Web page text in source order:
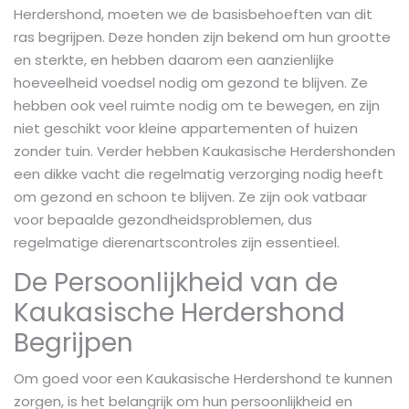
Herdershond, moeten we de basisbehoeften van dit
ras begrijpen. Deze honden zijn bekend om hun grootte
en sterkte, en hebben daarom een aanzienlijke
hoeveelheid voedsel nodig om gezond te blijven. Ze
hebben ook veel ruimte nodig om te bewegen, en zijn
niet geschikt voor kleine appartementen of huizen
zonder tuin. Verder hebben Kaukasische Herdershonden
een dikke vacht die regelmatig verzorging nodig heeft
om gezond en schoon te blijven. Ze zijn ook vatbaar
voor bepaalde gezondheidsproblemen, dus
regelmatige dierenartscontroles zijn essentieel.
De Persoonlijkheid van de
Kaukasische Herdershond
Begrijpen
Om goed voor een Kaukasische Herdershond te kunnen
zorgen, is het belangrijk om hun persoonlijkheid en